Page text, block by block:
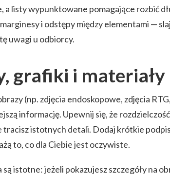
a listy wypunktowane pomagające rozbić
i odstępy między elementami —
uwagi u odbiorcy.
grafiki i materiały
(np. zdjęcia endoskopowe, zdjęcia
informację. Upewnij się, że
tracisz istotnych detali. Dodaj krótkie
to, co dla Ciebie jest oczywiste.
są istotne: jeżeli pokazujesz szczegóły na